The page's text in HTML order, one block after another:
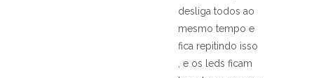
desliga todos ao
mesmo tempo e
fica repitindo isso
, e os leds ficam